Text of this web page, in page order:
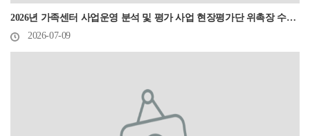
2026년 가족센터 사업운영 분석 및 평가 사업 현장평가단 위촉장 수여식
2026-07-09